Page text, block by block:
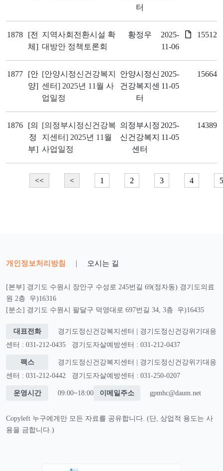
터
1878
[전
체]
지역사회전환시설 확
대방안 정책토론회
황정우
2025-
11-06
15512
1877
[안
양]
[안양시정신건강복지
센터] 2025년 11월 사
업일정
안양시정신
건강복지센
터
2025-
11-05
15664
1876
[의
정
부]
[의정부시정신건강복
지센터] 2025년 11월
사업일정
의정부시정
신건강복지
센터
2025-
11-05
14389
<< < 1 2 3 4 5
개인정보처리방침 | 오시는 길
[본부] 경기도 수원시 장안구 수성로 245번길 69(정자동) 경기도의료
원 2층 우)16316
[분소] 경기도 수원시 팔달구 덕영대로 697번길 34, 3층 우)16435
대표전화
경기도정신건강복지센터 | 경기도정신건강위기대응
센터 : 031-212-0435
경기도자살예방센터 : 031-212-0437
팩스
경기도정신건강복지센터 | 경기도정신건강위기대응
센터 : 031-212-0442
경기도자살예방센터 : 031-250-0207
운영시간 09:00~18:00 이메일주소 gpmhc@daum.net
Copyleft 누구에게만 모든 자료를 공유합니다. (단, 상업적 용도는 사
용을 금합니다.)